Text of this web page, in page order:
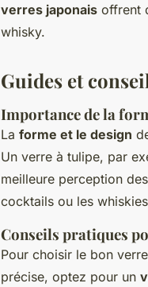
verres japonais offrent
whisky.
Guides et
Importance de la
La forme et le design
Un verre à tulipe, par
meilleure perception
cocktails ou les
Conseils pratiques
Pour choisir le bon
précise, optez pour un